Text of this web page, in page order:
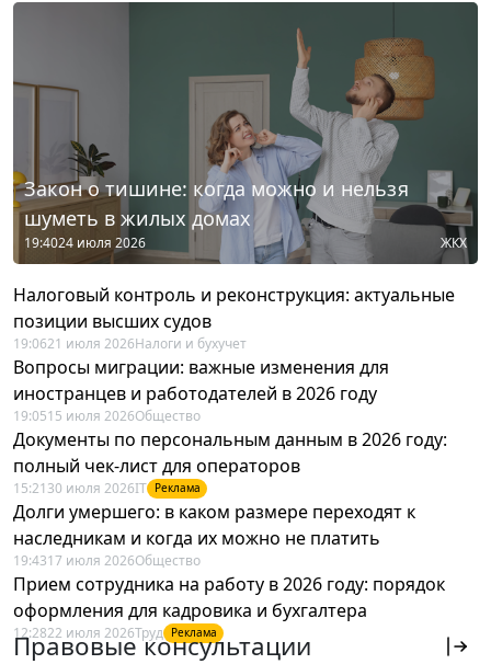
Закон о тишине: когда можно и нельзя
шуметь в жилых домах
19:4024 июля 2026 ЖКХ
Налоговый контроль и реконструкция: актуальные
позиции высших судов
19:0621 июля 2026Налоги и бухучет
Вопросы миграции: важные изменения для
иностранцев и работодателей в 2026 году
19:0515 июля 2026Общество
Документы по персональным данным в 2026 году:
полный чек-лист для операторов
15:21 30 июля 2026IT Реклама
Долги умершего: в каком размере переходят к
наследникам и когда их можно не платить
19:4317 июля 2026Общество
Прием сотрудника на работу в 2026 году: порядок
оформления для кадровика и бухгалтера
12:2822 июля 2026Труд Реклама
Правовые консультации